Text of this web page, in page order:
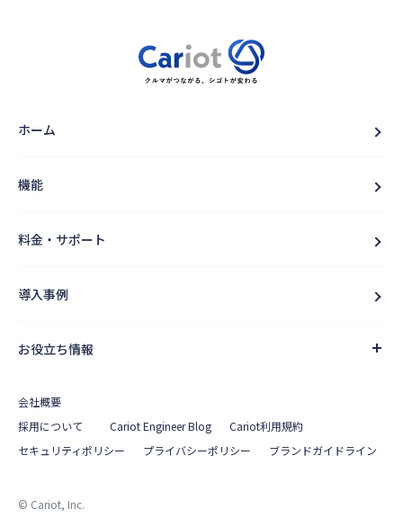
ホーム
機能
料金・サポート
導入事例
お役立ち情報
会社概要
採用について
Cariot Engineer Blog
Cariot利用規約
セキュリティポリシー
プライバシーポリシー ブランドガイドライン
© Cariot, Inc.